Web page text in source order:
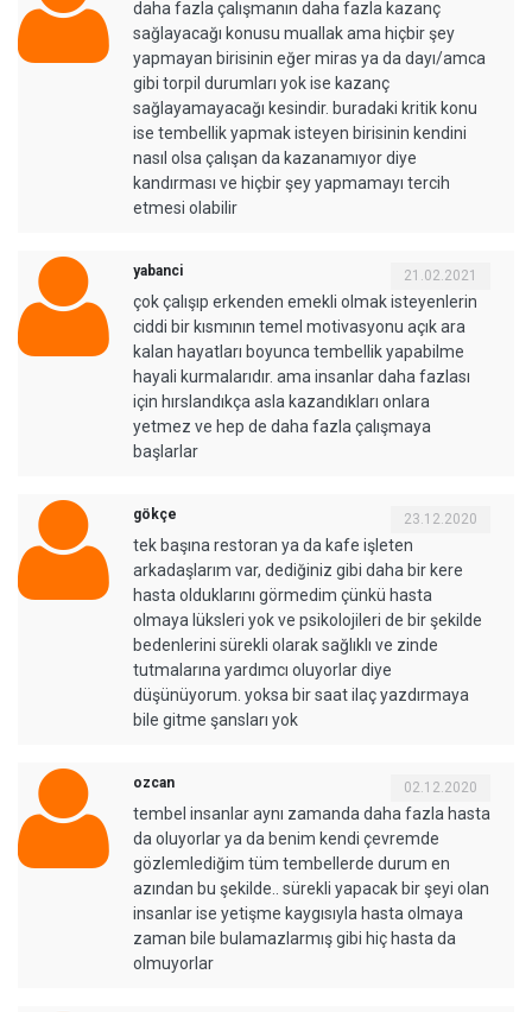
daha fazla çalışmanın daha fazla kazanç
sağlayacağı konusu muallak ama hiçbir şey
yapmayan birisinin eğer miras ya da dayı/amca
gibi torpil durumları yok ise kazanç
sağlayamayacağı kesindir. buradaki kritik konu
ise tembellik yapmak isteyen birisinin kendini
nasıl olsa çalışan da kazanamıyor diye
kandırması ve hiçbir şey yapmamayı tercih
etmesi olabilir
yabanci 21.02.2021
çok çalışıp erkenden emekli olmak isteyenlerin
ciddi bir kısmının temel motivasyonu açık ara
kalan hayatları boyunca tembellik yapabilme
hayali kurmalarıdır. ama insanlar daha fazlası
için hırslandıkça asla kazandıkları onlara
yetmez ve hep de daha fazla çalışmaya
başlarlar
gökçe 23.12.2020
tek başına restoran ya da kafe işleten
arkadaşlarım var, dediğiniz gibi daha bir kere
hasta olduklarını görmedim çünkü hasta
olmaya lüksleri yok ve psikolojileri de bir şekilde
bedenlerini sürekli olarak sağlıklı ve zinde
tutmalarına yardımcı oluyorlar diye
düşünüyorum. yoksa bir saat ilaç yazdırmaya
bile gitme şansları yok
ozcan 02.12.2020
tembel insanlar aynı zamanda daha fazla hasta
da oluyorlar ya da benim kendi çevremde
gözlemlediğim tüm tembellerde durum en
azından bu şekilde.. sürekli yapacak bir şeyi olan
insanlar ise yetişme kaygısıyla hasta olmaya
zaman bile bulamazlarmış gibi hiç hasta da
olmuyorlar